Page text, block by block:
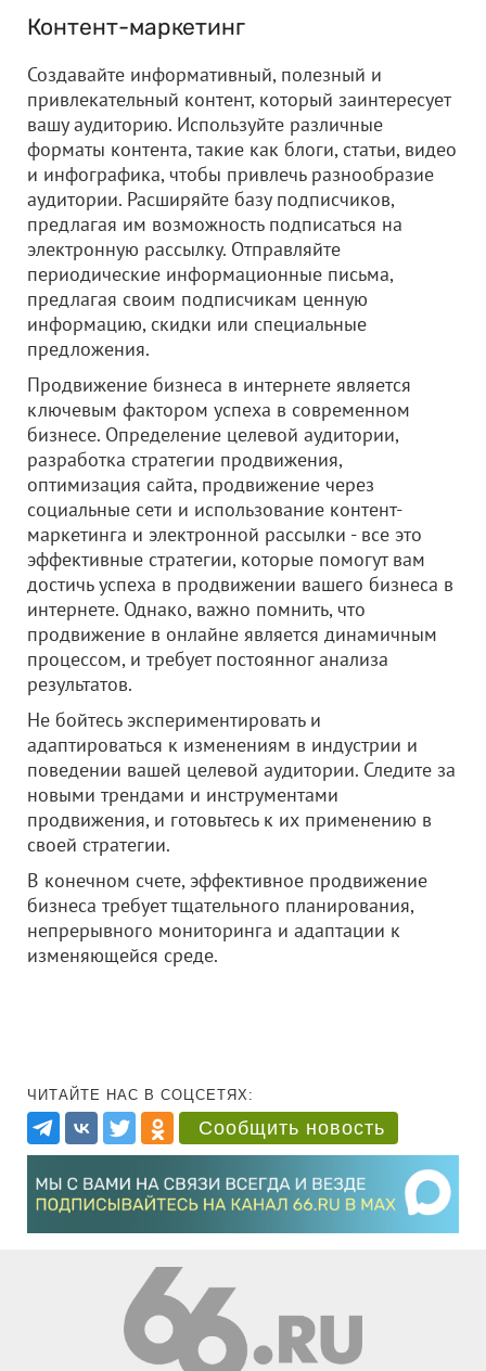
Контент-маркетинг
Создавайте информативный, полезный и
привлекательный контент, который заинтересует
вашу аудиторию. Используйте различные
форматы контента, такие как блоги, статьи, видео
и инфографика, чтобы привлечь разнообразие
аудитории. Расширяйте базу подписчиков,
предлагая им возможность подписаться на
электронную рассылку. Отправляйте
периодические информационные письма,
предлагая своим подписчикам ценную
информацию, скидки или специальные
предложения.
Продвижение бизнеса в интернете является
ключевым фактором успеха в современном
бизнесе. Определение целевой аудитории,
разработка стратегии продвижения,
оптимизация сайта, продвижение через
социальные сети и использование контент-
маркетинга и электронной рассылки - все это
эффективные стратегии, которые помогут вам
достичь успеха в продвижении вашего бизнеса в
интернете. Однако, важно помнить, что
продвижение в онлайне является динамичным
процессом, и требует постоянног анализа
результатов.
Не бойтесь экспериментировать и
адаптироваться к изменениям в индустрии и
поведении вашей целевой аудитории. Следите за
новыми трендами и инструментами
продвижения, и готовьтесь к их применению в
своей стратегии.
В конечном счете, эффективное продвижение
бизнеса требует тщательного планирования,
непрерывного мониторинга и адаптации к
изменяющейся среде.
ЧИТАЙТЕ НАС В СОЦСЕТЯХ:
Сообщить новость